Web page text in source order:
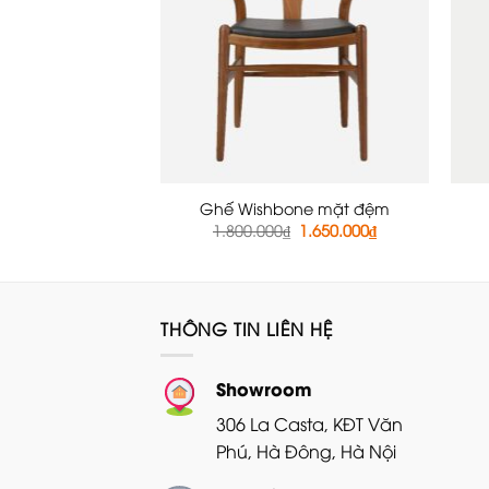
Ghế Wishbone mặt đệm
1.800.000₫ Giá
gốc
1.650.000₫Giá
hiện
THÔNG TIN LIÊN HỆ
Showroom
306 La Casta, KĐT Văn
Phú, Hà Đông, Hà Nội